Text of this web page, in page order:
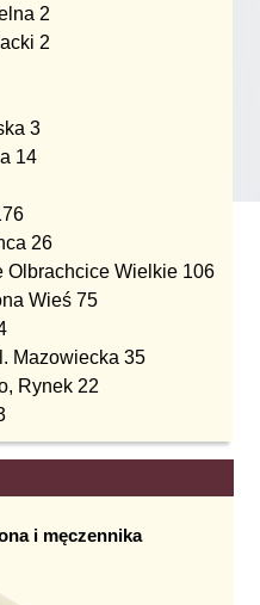
2
2
3
14
26
Olbrachcice Wielkie 106
Wieś 75
Mazowiecka 35
Rynek 22
i męczennika